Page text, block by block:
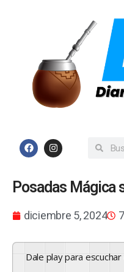
Posadas Mágica
diciembre 5, 2024
Dale play para